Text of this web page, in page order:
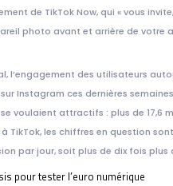
de TikTok Now, qui « vous
photo avant et arrière de votre
l’engagement des utilisateurs
Instagram ces dernières
voulaient attractifs : plus de 17,6
TikTok, les chiffres en question
par jour, soit plus de dix fois
pour tester l’euro numérique